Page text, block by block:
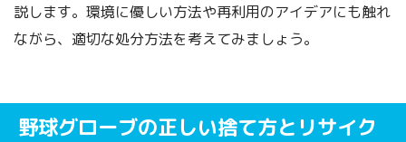
説します。環境に優しい方法や再利用のアイデアにも触れ
ながら、適切な処分方法を考えてみましょう。
野球グローブの正しい捨て方とリサイク